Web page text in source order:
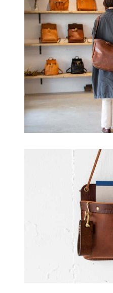
プ
シ
ョ
ン
は
商
品
ペ
ー
選
す